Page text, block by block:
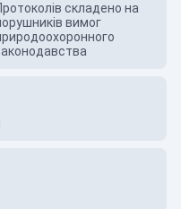
складено на
вимог